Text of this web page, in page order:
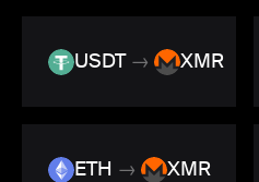
USDT → XMR
ETH → XMR